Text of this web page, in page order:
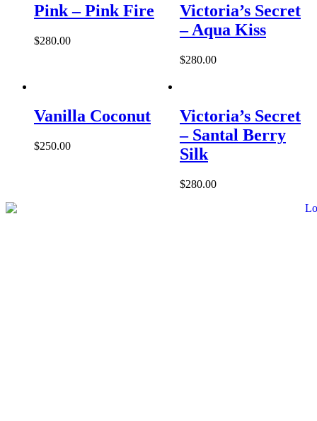
Pink – Pink Fire
$280.00
Victoria’s Secret
– Aqua Kiss
$280.00
Vanilla Coconut
$250.00
Victoria’s Secret
– Santal Berry
Silk
$280.00